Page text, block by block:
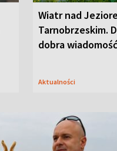
Wiatr nad
Tarnobrzeskim.
dobra wiadomość
Aktualności